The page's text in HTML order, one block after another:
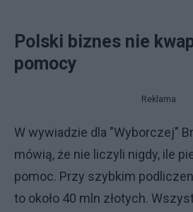
Polski biznes nie
pomocy
Reklama
W wywiadzie dla "Wyborczej"
mówią, że nie liczyli nigdy, ile
pomoc. Przy szybkim
to około 40 mln złotych.